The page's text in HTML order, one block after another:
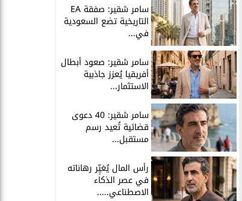
سامر شقير: صفقة EA
التاريخية تضع السعودية
في...
سامر شقير: صعود أبطال
أفريقيا يُعزز جاذبية
الاستثمار...
سامر شقير: 40 دعوى
قضائية تُعيد رسم
مستقبل...
رأس المال يُغيِّر رهاناته
في عصر الذكاء
الاصطناعي.....